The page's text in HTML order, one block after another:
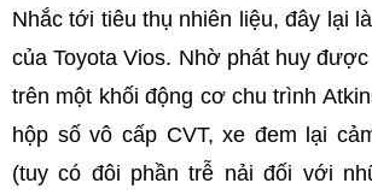
Nhắc tới tiêu thụ nhiên liệu, đây lại
của Toyota Vios. Nhờ phát huy
trên một khối động cơ chu trình
hộp số vô cấp CVT, xe đem lại
(tuy có đôi phần trễ nải đối với